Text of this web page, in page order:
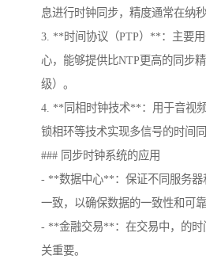
息进行时钟同步，精度通常在纳秒
3. **时间协议（PTP）**：主要
心，能够提供比NTP更高的同步
级）。
4. **同相时钟技术**：用于音视
锁相环等技术实现多信号的时间同
### 同步时钟系统的应用
- **数据中心**：保证不同服务器
一致，以确保数据的一致性和可靠
- **金融交易**：在交易中，的时
关重要。